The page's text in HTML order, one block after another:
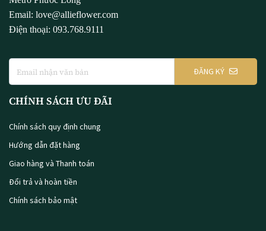
Email: love@allieflower.com
Điện thoại: 093.768.9111
ĐĂNG KÝ
CHÍNH SÁCH ƯU ĐÃI
Chính sách quy định chung
Hướng dẫn đặt hàng
Giao hàng và Thanh toán
Đổi trả và hoàn tiền
Chính sách bảo mật